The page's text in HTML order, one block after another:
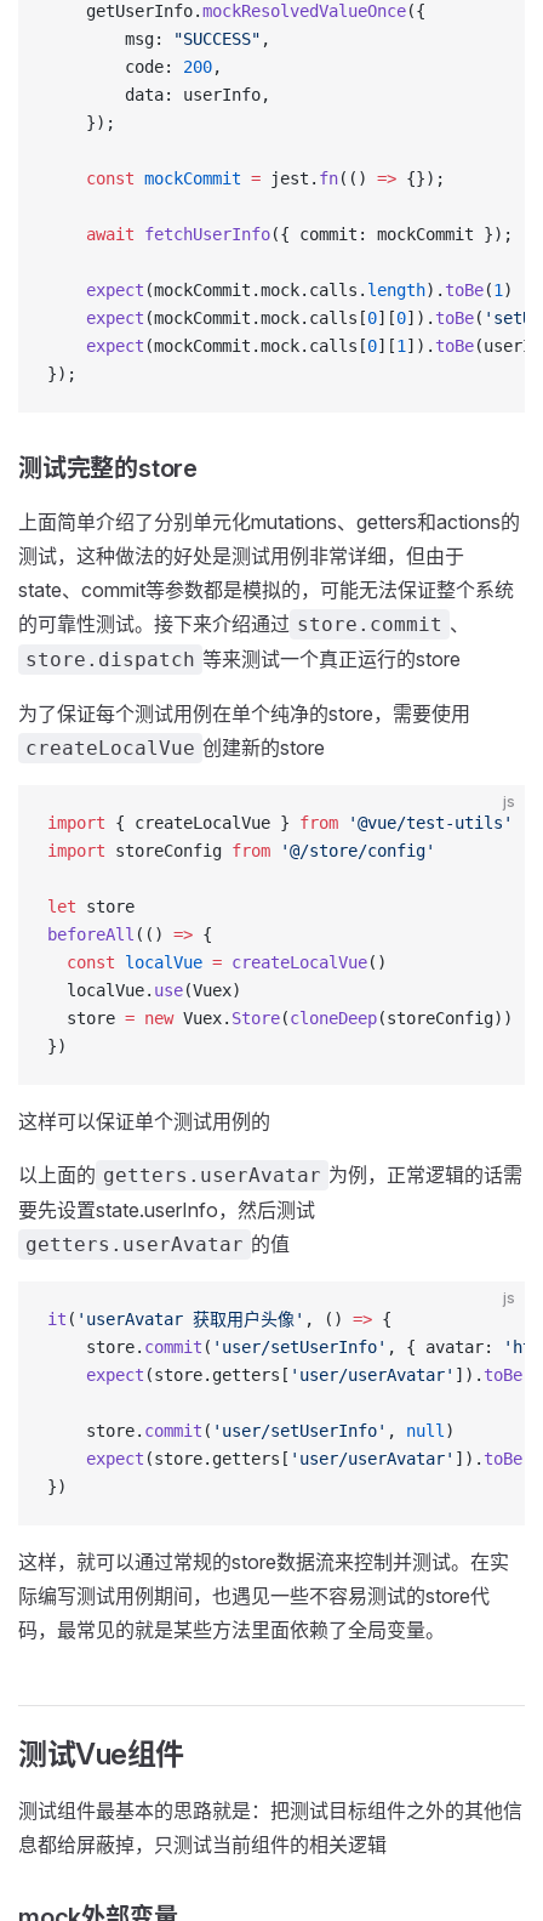
    getUserInfo.
mockResolvedValueOnce({
        msg:
"SUCCESS" ,
        code:
200,
        data: userInfo,
    });
    const
mockCommit = jest. fn(() => {});
    await
fetchUserInfo({ commit: mockCommit });
    expect
(mockCommit.mock.calls. length). toBe(1 )
    expect
(mockCommit.mock.calls[0][0]). toBe(
    expect
(mockCommit.mock.calls[0][1 ]). toBe
});
测试完整的store
上面简单介绍了分别单元化mutations、getters和actions的
测试，这种做法的好处是测试用例非常详细，但由于
state、commit等参数都是模拟的，可能无法保证整个系统
的可靠性测试。接下来介绍通过 store.commit 、
store.dispatch 等来测试一个真正运行的store
为了保证每个测试用例在单个纯净的store，需要使用
createLocalVue 创建新的store
js
import { createLocalVue } from '@vue/test-utils'
import storeConfig from '@/store/config'
let store
beforeAll (() => {
  const
localVue = createLocalVue()
  localVue.
use(Vuex)
  store
= new Vuex. Store(cloneDeep(storeConfig))
})
这样可以保证单个测试用例的
以上面的 getters.userAvatar 为例，正常逻辑的话需
要先设置state.userInfo，然后测试
getters.userAvatar 的值
js
it ( 'userAvatar 获取用户头像' , () => {
    store.
commit ( 'user/setUserInfo' , { avatar:
    expect
(store.getters[ 'user/userAvatar' ]). toBe
    store.
commit ( 'user/setUserInfo' , null )
    expect
(store.getters[ 'user/userAvatar' ]). toBe
})
这样，就可以通过常规的store数据流来控制并测试。在实
际编写测试用例期间，也遇见一些不容易测试的store代
码，最常见的就是某些方法里面依赖了全局变量。
测试Vue组件
测试组件最基本的思路就是：把测试目标组件之外的其他信
息都给屏蔽掉，只测试当前组件的相关逻辑